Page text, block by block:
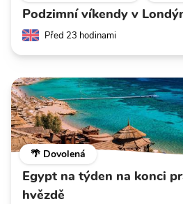
Podzimní víkendy v
Před 23 hodinami
🌴 Dovolená
Egypt na týden na konci
hvězdě